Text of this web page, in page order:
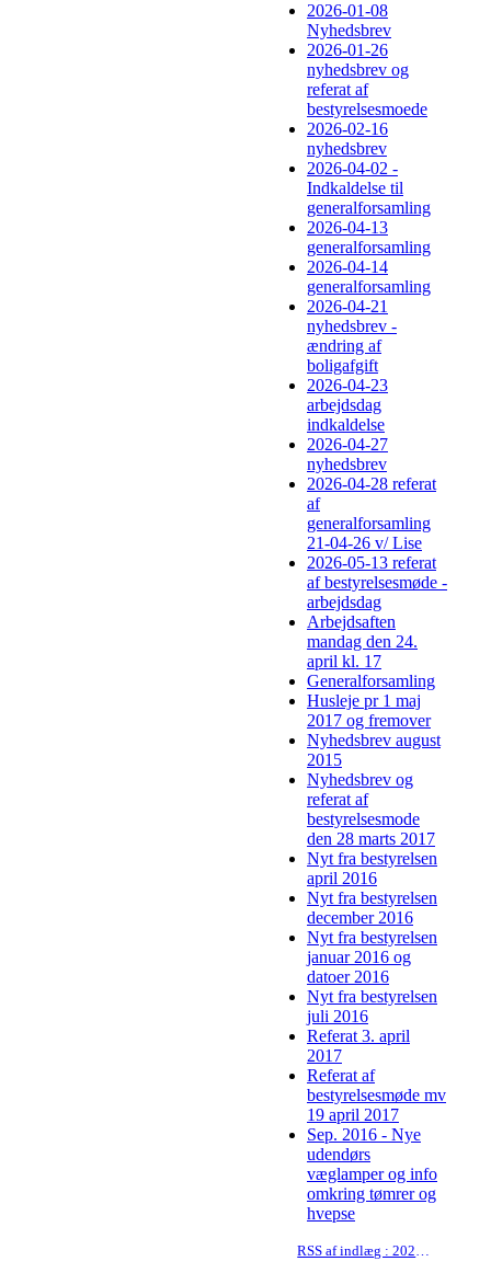
2026-01-08
Nyhedsbrev
2026-01-26
nyhedsbrev og
referat af
bestyrelsesmoede
2026-02-16
nyhedsbrev
2026-04-02 -
Indkaldelse til
generalforsamling
2026-04-13
generalforsamling
2026-04-14
generalforsamling
2026-04-21
nyhedsbrev -
ændring af
boligafgift
2026-04-23
arbejdsdag
indkaldelse
2026-04-27
nyhedsbrev
2026-04-28 referat
af
generalforsamling
21-04-26 v/ Lise
2026-05-13 referat
af bestyrelsesmøde -
arbejdsdag
Arbejdsaften
mandag den 24.
april kl. 17
Generalforsamling
Husleje pr 1 maj
2017 og fremover
Nyhedsbrev august
2015
Nyhedsbrev og
referat af
bestyrelsesmode
den 28 marts 2017
Nyt fra bestyrelsen
april 2016
Nyt fra bestyrelsen
december 2016
Nyt fra bestyrelsen
januar 2016 og
datoer 2016
Nyt fra bestyrelsen
juli 2016
Referat 3. april
2017
Referat af
bestyrelsesmøde mv
19 april 2017
Sep. 2016 - Nye
udendørs
væglamper og info
omkring tømrer og
hvepse
RSS af indlæg : 2020-06-10 Nyhedsbrev og opsang